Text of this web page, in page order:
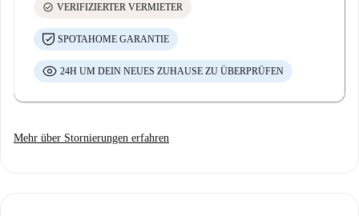
check_circle VERIFIZIERTER VERMIETER
SPOTAHOME GARANTIE
24H UM DEIN NEUES ZUHAUSE ZU ÜBERPRÜFEN
Mehr über Stornierungen erfahren